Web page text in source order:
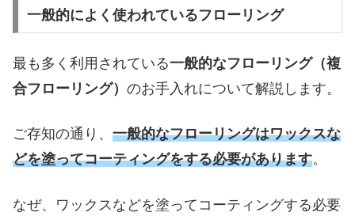
一般的によく使われているフローリング
最も多く利用されている一般的なフローリング（複
合フローリング） のお手入れについて解説します。
ご存知の通り、 一般的なフローリングはワックスな
どを塗ってコーティングをする必要があります。
なぜ、ワックスなどを塗ってコーティングする必要